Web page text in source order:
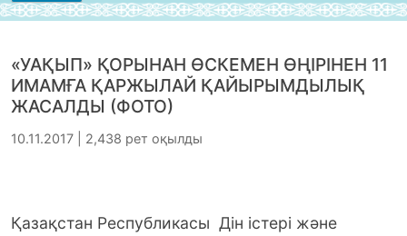
«УАҚЫП» ҚОРЫНАН ӨСКЕМЕН ӨҢІРІНЕН 11
ИМАМҒА ҚАРЖЫЛАЙ ҚАЙЫРЫМДЫЛЫҚ
ЖАСАЛДЫ (ФОТО)
10.11.2017 | 2,438 рет оқылды
Қазақстан Республикасы Дін істері және